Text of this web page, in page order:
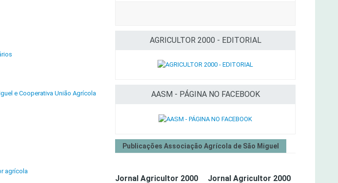
e Cooperativa União Agrícola
agrícola
AGRICULTOR 2000 - EDITORIAL
AASM - PÁGINA NO FACEBOOK
Publicações Associação Agrícola de São Miguel
Jornal Agricultor 2000 Jornal Agricultor 2000